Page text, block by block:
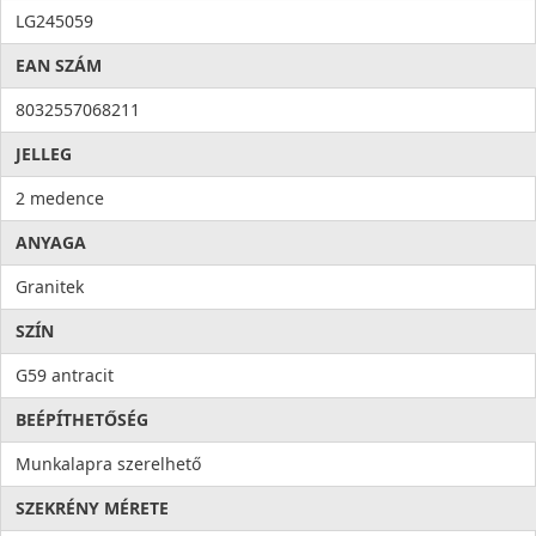
Higiénia: az anyag összetételéből adódóan meggátolja a
mikroorganizmusok kifejlődését, valamint elősegíti a
baktériumok eltávolítását, ezzel higiéniát és tisztaságot hoz a
konyhába. Az antibakteriális rendszert alkotó ezüst ionok
100%-os antibakteriális védelmet nyújtanak.
LG245059
EAN SZÁM
8032557068211
JELLEG
2 medence
ANYAGA
Granitek
SZÍN
G59 antracit
BEÉPÍTHETŐSÉG
Munkalapra szerelhető
SZEKRÉNY MÉRETE